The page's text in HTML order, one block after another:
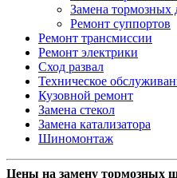
Замена тормозных
Ремонт суппортов
Ремонт трансмиссии
Ремонт электрики
Сход развал
Техническое
Кузовной ремонт
Замена стекол
Замена катализатора
Шиномонтаж
Цены на замену тормозных